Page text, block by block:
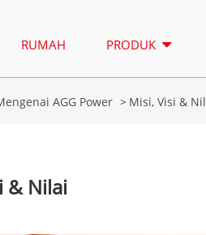
RUMAH PRODUK
AGG Power Misi, Visi &
& Nilai